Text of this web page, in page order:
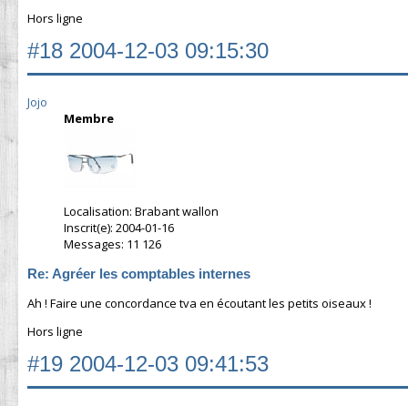
Hors ligne
#18 2004-12-03 09:15:30
Jojo
Membre
Localisation: Brabant wallon
Inscrit(e): 2004-01-16
Messages: 11 126
Re: Agréer les comptables internes
Ah ! Faire une concordance tva en écoutant les petits oiseaux !
Hors ligne
#19 2004-12-03 09:41:53